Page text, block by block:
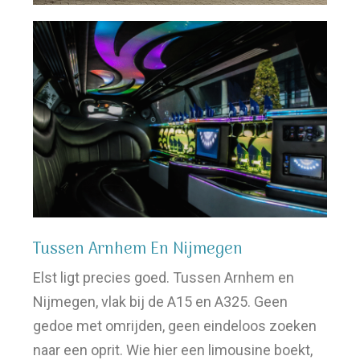
Tussen Arnhem En Nijmegen
Elst ligt precies goed. Tussen Arnhem en
Nijmegen, vlak bij de A15 en A325. Geen
gedoe met omrijden, geen eindeloos zoeken
naar een oprit. Wie hier een limousine boekt,